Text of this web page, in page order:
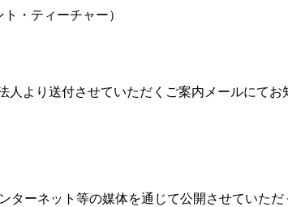
・ティーチャー）
人より送付させていただくご案内メールにてお
ーネット等の媒体を通じて公開させていただ